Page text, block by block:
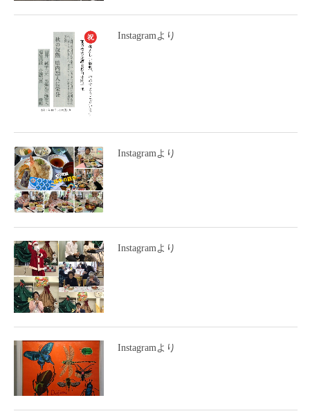
Instagramより
Instagramより
Instagramより
Instagramより